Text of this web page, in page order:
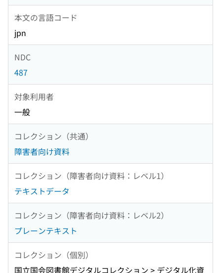
本文の言語コード
jpn
NDC
487
対象利用者
一般
コレクション（共通）
障害者向け資料
コレクション（障害者向け資料：レベル1）
テキストデータ
コレクション（障害者向け資料：レベル2）
プレーンテキスト
コレクション（個別）
国立国会図書館デジタルコレクション > デジタル化資